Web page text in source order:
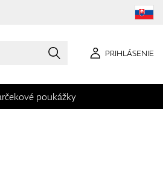
PRIHLÁSENIE
poukážky